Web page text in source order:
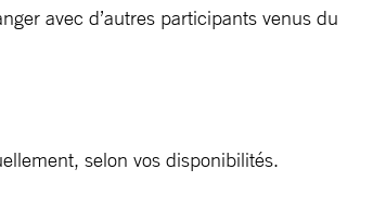
avec d’autres participants venus du
selon vos disponibilités.